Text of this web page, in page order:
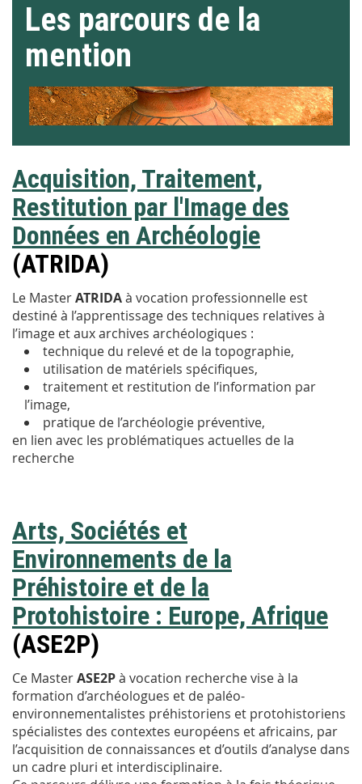
Les parcours de la
mention
Acquisition, Traitement,
Restitution par l'Image des
Données en Archéologie
(ATRIDA)
Le MasterATRIDAà vocation professionnelle est
destiné à l’apprentissage des techniques relatives à
l’image et aux archives archéologiques :
technique du relevé et de la topographie,
utilisation de matériels spécifiques,
traitement et restitution de l’information par
l’image,
pratique de l’archéologie préventive,
en lien avec les problématiques actuelles de la
recherche
Arts, Sociétés et
Environnements de la
Préhistoire et de la
Protohistoire : Europe, Afrique
(ASE2P)
Ce MasterASE2Pà vocation recherche vise à la
formation d’archéologues et de paléo-
environnementalistes préhistoriens et protohistoriens
spécialistes des contextes européens et africains, par
l’acquisition de connaissances et d’outils d’analyse dans
un cadre pluri et interdisciplinaire.